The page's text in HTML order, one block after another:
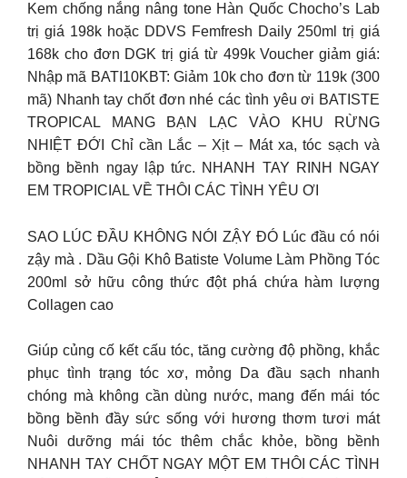
Kem chống nắng nâng tone Hàn Quốc Chocho’s Lab
trị giá 198k hoặc DDVS Femfresh Daily 250ml trị giá
168k cho đơn DGK trị giá từ 499k Voucher giảm giá:
Nhập mã BATI10KBT: Giảm 10k cho đơn từ 119k (300
mã) Nhanh tay chốt đơn nhé các tình yêu ơi BATISTE
TROPICAL MANG BẠN LẠC VÀO KHU RỪNG
NHIỆT ĐỚI Chỉ cần Lắc – Xịt – Mát xa, tóc sạch và
bồng bềnh ngay lập tức. NHANH TAY RINH NGAY
EM TROPICIAL VỀ THÔI CÁC TÌNH YÊU ƠI
SAO LÚC ĐẦU KHÔNG NÓI ZẬY ĐÓ Lúc đầu có nói
zậy mà . Dầu Gội Khô Batiste Volume Làm Phồng Tóc
200ml sở hữu công thức đột phá chứa hàm lượng
Collagen cao
Giúp củng cố kết cấu tóc, tăng cường độ phồng, khắc
phục tình trạng tóc xơ, mỏng Da đầu sạch nhanh
chóng mà không cần dùng nước, mang đến mái tóc
bồng bềnh đầy sức sống với hương thơm tươi mát
Nuôi dưỡng mái tóc thêm chắc khỏe, bồng bềnh
NHANH TAY CHỐT NGAY MỘT EM THÔI CÁC TÌNH